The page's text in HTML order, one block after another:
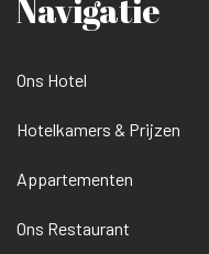
Navigatie
Ons Hotel
Hotelkamers & Prijzen
Appartementen
Ons Restaurant